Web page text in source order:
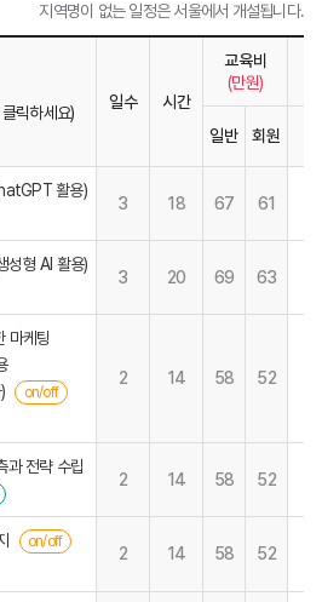
지역명이 없는 일정은 서울에서 개설됩니다.
릭하세요)
일수 시간
교육비
(만원)
일반 회원
활용)
3 18 67 61
성형 AI 활용)
3 20 69 63
마케팅
on/off
2 14 58 52
과 전략 수립
2 14 58 52
on/off
2 14 58 52